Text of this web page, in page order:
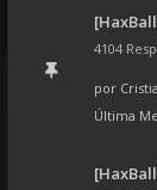
4104
por
Última